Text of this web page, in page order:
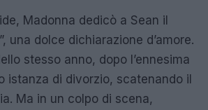
Madonna dedicò a Sean il
una dolce dichiarazione d’amore.
stesso anno, dopo l’ennesima
istanza di divorzio, scatenando il
Ma in un colpo di scena,